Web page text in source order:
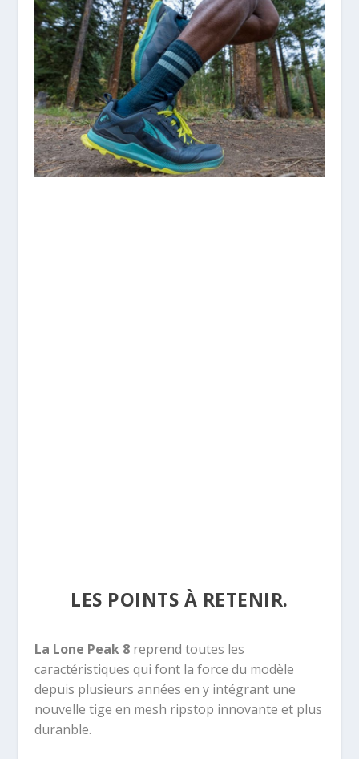
LES POINTS À RETENIR.
La Lone Peak 8reprend toutes les
caractéristiques qui font la force du modèle
depuis plusieurs années en y intégrant une
nouvelle tige en mesh ripstop innovante et plus
duranble.